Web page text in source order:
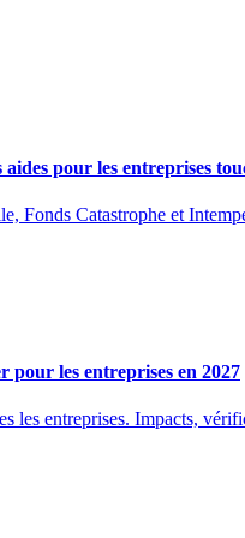
pour les entreprises
Fonds Catastrophe et
pour les entreprises en 2027
les entreprises. Impacts,